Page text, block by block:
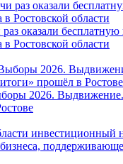
оказали
Ростовской области
2026.